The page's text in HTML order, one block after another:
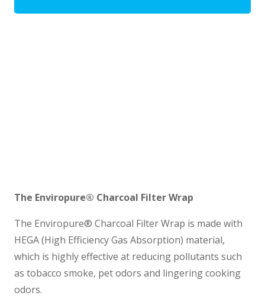
The Enviropure® Charcoal Filter Wrap
The Enviropure® Charcoal Filter Wrap is made with
HEGA (High Efficiency Gas Absorption) material,
which is highly effective at reducing pollutants such
as tobacco smoke, pet odors and lingering cooking
odors.